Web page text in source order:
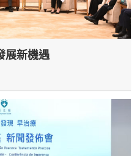
展新機遇